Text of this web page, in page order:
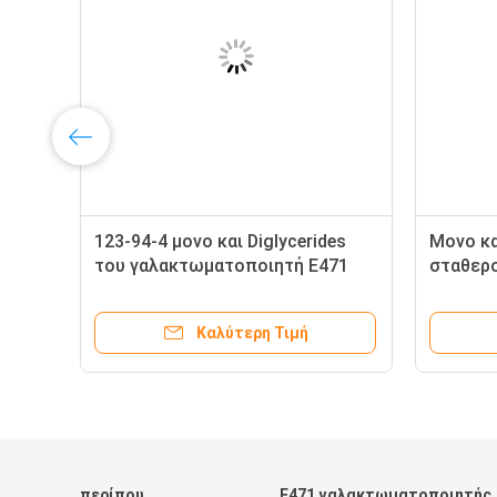
123-94-4 μονο και Diglycerides
του γαλακτωματοποιητή E471
οξέων για τις τροφές
Καλύτερη Τιμή
Μονο